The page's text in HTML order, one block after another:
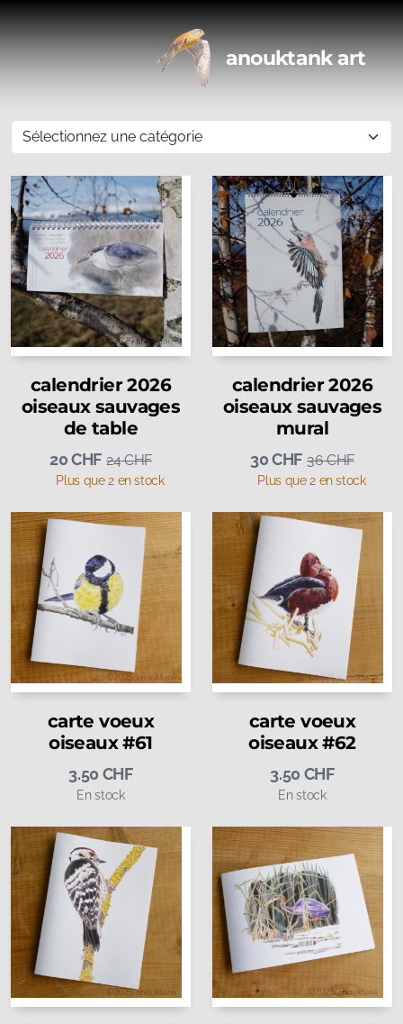
anouktank art
calendrier 2026
oiseaux sauvages
de table
20CHF 24CHF
Plus que 2 en stock
calendrier 2026
oiseaux sauvages
mural
30CHF 36CHF
Plus que 2 en stock
carte voeux
oiseaux #61
3.50 CHF
En stock
carte voeux
oiseaux #62
3.50 CHF
En stock